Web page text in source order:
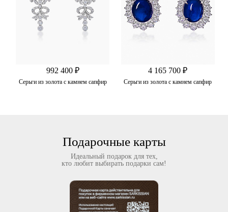
992 400 ₽
Серьги из золота с камнем сапфир
4 165 700 ₽
Серьги из золота с камнем сапфир
Подарочные карты
Идеальный подарок для тех,
кто любит выбирать подарки сам!